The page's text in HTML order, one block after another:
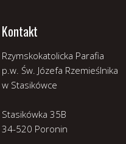
Kontakt
Rzymskokatolicka Parafia
p.w. Św. Józefa Rzemieślnika
w Stasikówce
Stasikówka 35B
34-520 Poronin